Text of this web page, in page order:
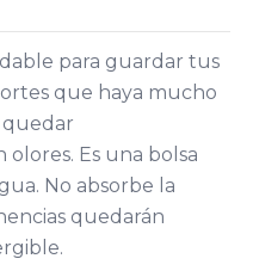
para guardar tus
que haya mucho
quedar
Es una bolsa
No absorbe la
quedarán